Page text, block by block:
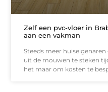
Zelf een pvc-vloer in
aan een vakman
Steeds meer
uit de mouwen te steken
het maar om kosten te